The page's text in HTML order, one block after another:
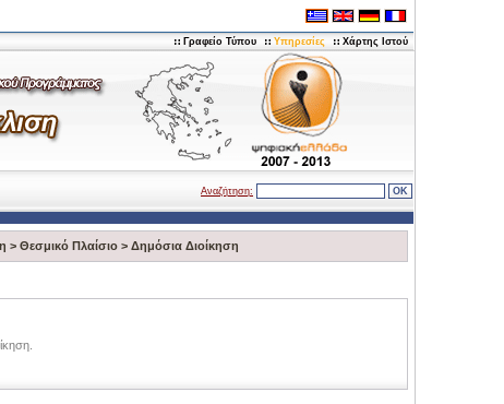
Γραφείο Τύπου Υπηρεσίες Χάρτης Ιστού
Αναζήτηση:
> Θεσμικό Πλαίσιο > Δημόσια Διοίκηση